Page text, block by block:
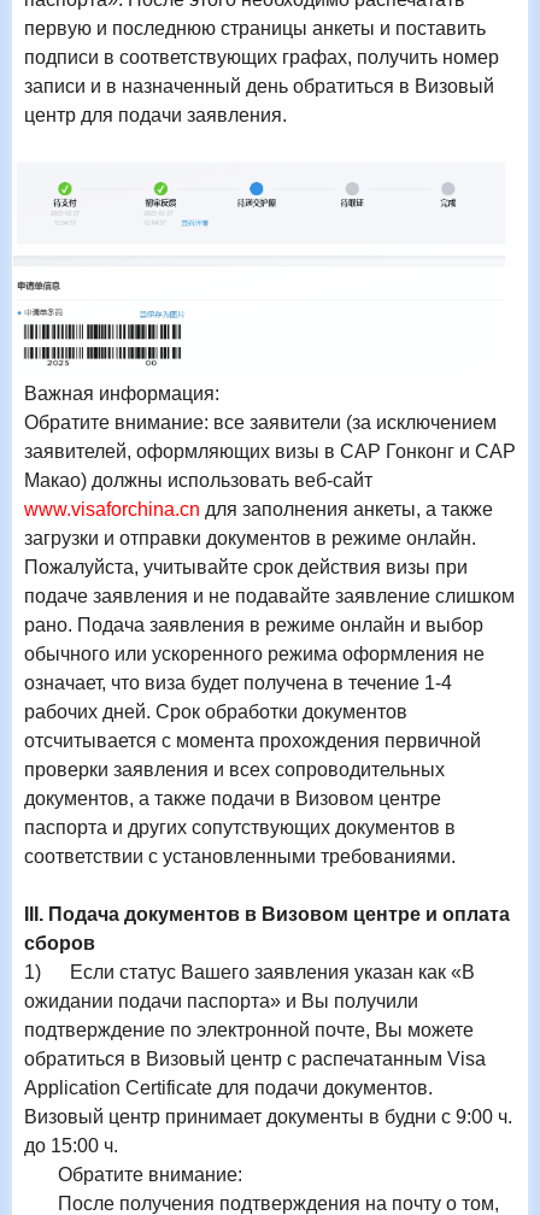
первую и последнюю страницы анкеты и поставить
подписи в соответствующих графах, получить номер
записи и в назначенный день обратиться в Визовый
центр для подачи заявления.
Важная информация:
Обратите внимание: все заявители (за исключением
заявителей, оформляющих визы в САР Гонконг и САР
Макао) должны использовать веб-сайт
www.visaforchina.cn для заполнения анкеты, а также
загрузки и отправки документов в режиме онлайн.
Пожалуйста, учитывайте срок действия визы при
подаче заявления и не подавайте заявление слишком
рано. Подача заявления в режиме онлайн и выбор
обычного или ускоренного режима оформления не
означает, что виза будет получена в течение 1-4
рабочих дней. Срок обработки документов
отсчитывается с момента прохождения первичной
проверки заявления и всех сопроводительных
документов, а также подачи в Визовом центре
паспорта и других сопутствующих документов в
соответствии с установленными требованиями.
. Подача документов в Визовом центре и оплата
сборов
1)
Если статус Вашего заявления указан как «В
ожидании подачи паспорта» и Вы получили
подтверждение по электронной почте, Вы можете
обратиться в Визовый центр с распечатанным Visa
Application Certificate для подачи документов.
Визовый центр принимает документы в будни с 9:00 ч.
до 15:00 ч.
Обратите внимание:
После получения подтверждения на почту о том,